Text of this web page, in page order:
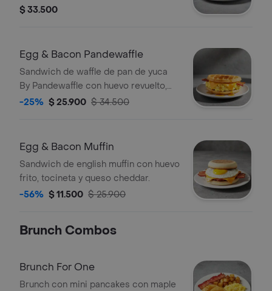
de lechugas.
$ 33.500
Egg & Bacon Pandewaffle
Sandwich de waffle de pan de yuca
By Pandewaffle con huevo revuelto,
queso cheddar, tocineta crocante y
-25% $ 25.900 $ 34.500
Egg & Bacon Muffin
Sandwich de english muffin con huevo
frito, tocineta y queso cheddar.
-56% $ 11.500 $ 25.900
Brunch Combos
Brunch For One
Brunch con mini pancakes con maple